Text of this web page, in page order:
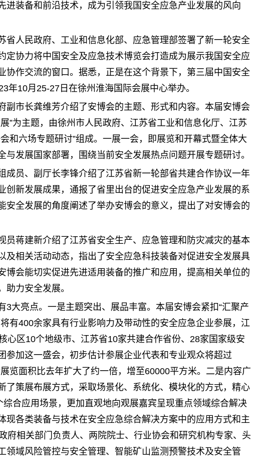
进装备和前沿技术，成为引领我国安全应急产业发展的风向
省人民政府、工业和信息化部、应急管理部签署了新一轮安全
定协力将中国安全及应急技术博览会打造成为展示我国安全应
协作交流的窗口。据悉，正是在这个背景下，第三届中国安全
年10月25-27日在徐州淮海国际会展中心举办。
副市长龚维芳介绍了安博会的主题、形式和内容。本届安博会
”为主题，由徐州市人民政府、江苏省工业和信息化厅、江苏
和六场专题研讨”组成。一展一会，即展览和开幕式暨全体大
与发展国家部署，围绕当前安全发展热点问题开展专题研讨。
成员、副厅长李锋介绍了江苏省新一轮部省共建合作协议一年
创新发展成果，通报了省里出台的促进安全应急产业发展的系
安全发展的角度阐述了举办安博会的意义，提出了对安博会的
员蒋建新介绍了江苏省安全生产、应急管理和防灾减灾的基本
及相关活动动态，指出了安全应急科技装备对促进安全发展具
博会能切实促进先进适用装备的推广和应用，提高相关单位的
助力安全发展。
3大亮点。一是主题突出、展品丰富。本届安博会紧扣“汇聚产
有400余家具有行业影响力及带动性的安全应急企业参展，江
心区10个地级市、江苏省10家共建合作省份、28家国家级安
参加这一盛会，初步估计参展企业代表和专业观众将超过
览面积比去年扩大了约一倍，增至60000平方米。二是内容广
了策展布展方式，采取场景化、系统化、模块化的方式，精心
合应用场景，更加直观地向观展嘉宾呈现重点领域综合解决
现各类装备与技术在安全应急综合解决方案中的应用方式和主
府相关部门负责人、两院院士、行业协会和研究机构专家、头
领域风险管控与安全管理、智能矿山监测预警技术及安全管